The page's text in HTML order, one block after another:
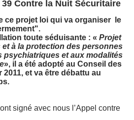
Contre la Nuit Sécuritaire
ce projet loi qui va organiser le
toute séduisante : « Projet
à la protection des personnes
psychiatriques et aux modalités
», il a été adopté au Conseil des
2011, et va être débattu au
signé avec nous l’Appel contre